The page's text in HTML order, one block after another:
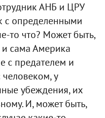
АНБ и ЦРУ
с определенными
то что? Может быть,
сама Америка
с предателем и
у
убеждения, их
И, может быть,